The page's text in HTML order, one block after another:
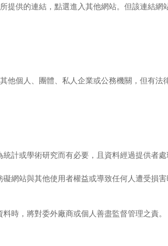
提供的連結，點選進入其他網站。但該連結
個人、團體、私人企業或公務機關，但有法
計或學術研究而有必要，且資料經過提供者
網站與其他使用者權益或導致任何人遭受損
時，將對委外廠商或個人善盡監督管理之責。